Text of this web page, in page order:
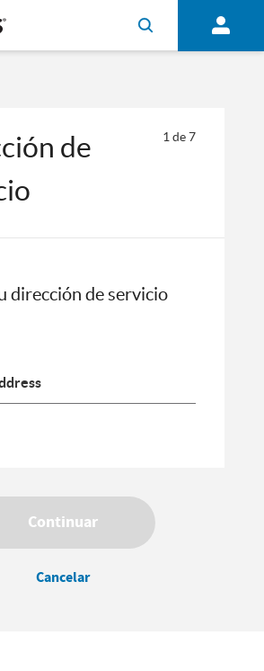
de
1 de7
dirección de servicio
Continuar
Cancelar